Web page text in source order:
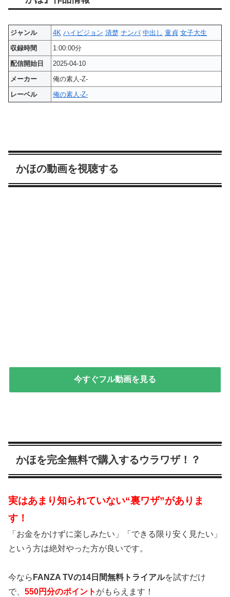
ジャンル 4K ハイビジョン 清楚 ナンパ 中出し 童貞 女子大生
収録時間
1:00:00分
配信開始日
2025-04-10
メーカー
俺の素人-Z-
レーベル
俺の素人-Z-
かほの動画を視聴する
今すぐフル動画を見る
かほを完全無料で購入するウラワザ！？
実はあまり知られていない“裏ワザ”がありま
す！
「お金をかけずに楽しみたい」「できる限り安く見たい」
という方は絶対やった方が良いです。
今なら FANZA TVの14日間無料トライアルを試すだけ
で、 550円分のポイント がもらえます！